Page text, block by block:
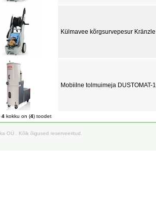
Külmavee kõrgsurvepesur
Mobiilne tolmuimeja DUSTOMAT-
4 kokku on (4) toodet
OÜ . Kõik õigused reserveeritud.